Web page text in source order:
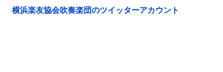
横浜楽友協会吹奏楽団のツイッターアカウント